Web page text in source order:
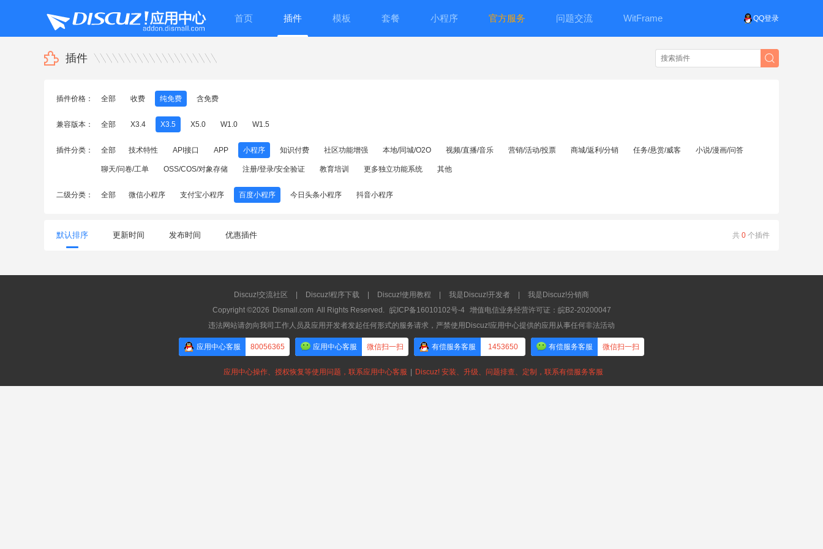
QQ登录
首页 插件 模板 套餐 小程序 官方服务 问题交流 WitFrame
插件
插件价格： 全部 收费 纯免费 含免费
兼容版本： 全部 X3.4 X3.5 X5.0 W1.0 W1.5
插件分类： 全部 技术特性 API接口 APP 小程序 知识付费 社区功能增强 本地/同城/O2O 视频/直播/音乐 营销/活动/投票 商城/返利/分销 任务/悬赏/威客 小说/漫画/问答
聊天/问卷/工单 OSS/COS/对象存储 注册/登录/安全验证 教育培训 更多独立功能系统 其他
二级分类： 全部 微信小程序 支付宝小程序 百度小程序 今日头条小程序 抖音小程序
共 0 个插件
默认排序 更新时间 发布时间 优惠插件
Discuz!交流社区 Discuz!程序下载 Discuz!使用教程 我是Discuz!开发者
我是Discuz!分销商
Copyright ©2026 Dismall.com All Rights Reserved. 皖ICP备16010102号-4
增值电信业务经营许可证：皖B2-20200047
违法网站请勿向我司工作人员及应用开发者发起任何形式的服务请求，严禁使用Discuz!应用中心提供的应用从事任何非法活动
应用中心客服 80056365 应用中心客服 微信扫一扫 有偿服务客服 1453650 有偿服务客服 微信扫一扫
应用中心操作、授权恢复等使用问题，联系应用中心客服 Discuz! 安装、升级、问题排查、定制，联系有偿服务客服